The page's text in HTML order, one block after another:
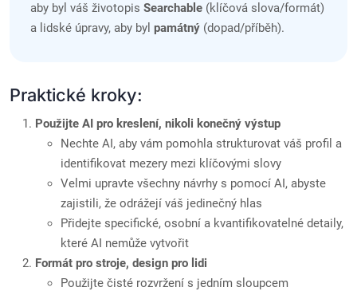
aby byl váš životopis Searchable (klíčová slova/formát)
a lidské úpravy, aby byl památný (dopad/příběh).
Praktické kroky:
Použijte AI pro kreslení, nikoli konečný výstup
Nechte AI, aby vám pomohla strukturovat váš profil a
identifikovat mezery mezi klíčovými slovy
Velmi upravte všechny návrhy s pomocí AI, abyste
zajistili, že odrážejí váš jedinečný hlas
Přidejte specifické, osobní a kvantifikovatelné detaily,
které AI nemůže vytvořit
Formát pro stroje, design pro lidi
Použijte čisté rozvržení s jedním sloupcem